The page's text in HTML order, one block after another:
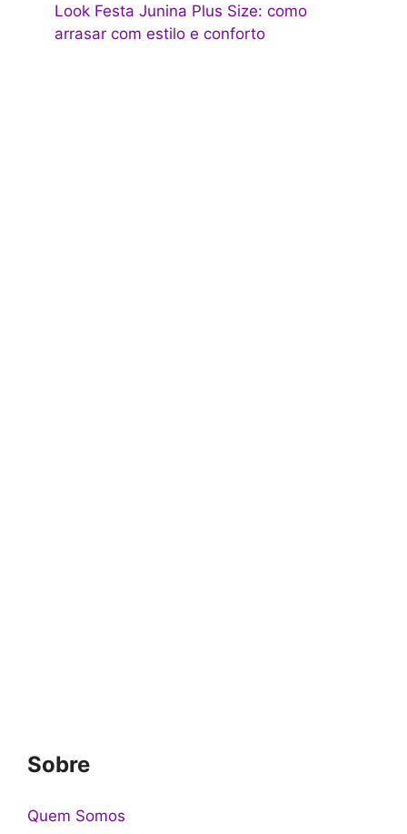
Look Festa Junina Plus Size: como
arrasar com estilo e conforto
Sobre
Quem Somos